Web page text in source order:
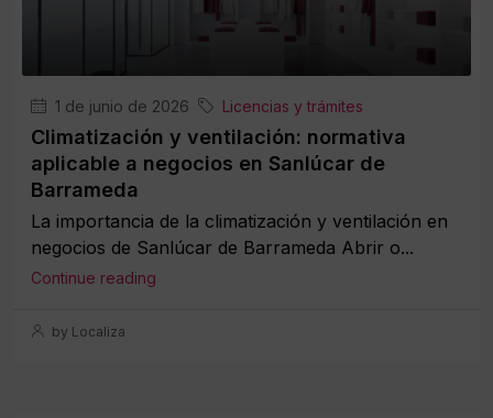
1 de junio de 2026 Licencias y trámites
Climatización y ventilación: normativa
aplicable a negocios en Sanlúcar de
Barrameda
La importancia de la climatización y ventilación en
negocios de Sanlúcar de Barrameda Abrir o...
Continue reading
by Localiza